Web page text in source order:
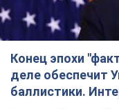
Конец эпохи
деле обеспечит
баллистики.